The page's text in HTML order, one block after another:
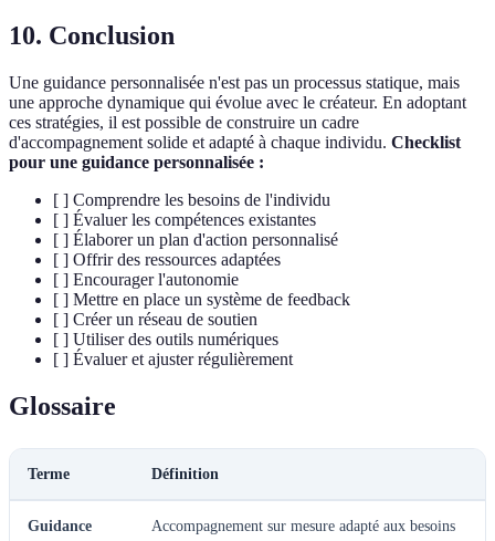
10. Conclusion
Une guidance personnalisée n'est pas un processus statique, mais
une approche dynamique qui évolue avec le créateur. En adoptant
ces stratégies, il est possible de construire un cadre
d'accompagnement solide et adapté à chaque individu. Checklist
pour une guidance personnalisée :
[ ] Comprendre les besoins de l'individu
[ ] Évaluer les compétences existantes
[ ] Élaborer un plan d'action personnalisé
[ ] Offrir des ressources adaptées
[ ] Encourager l'autonomie
[ ] Mettre en place un système de feedback
[ ] Créer un réseau de soutien
[ ] Utiliser des outils numériques
[ ] Évaluer et ajuster régulièrement
Glossaire
Terme Définition
Guidance
Accompagnement sur mesure adapté aux besoins